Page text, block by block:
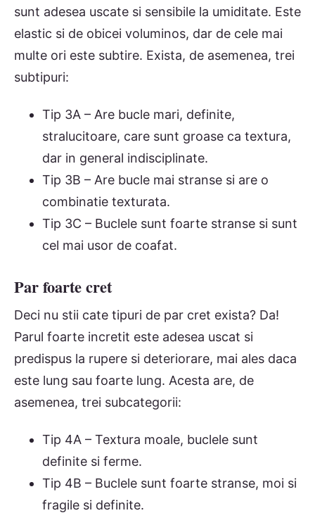
sunt adesea uscate si sensibile la umiditate. Este
elastic si de obicei voluminos, dar de cele mai
multe ori este subtire. Exista, de asemenea, trei
subtipuri:
Tip 3A – Are bucle mari, definite,
stralucitoare, care sunt groase ca textura,
dar in general indisciplinate.
Tip 3B – Are bucle mai stranse si are o
combinatie texturata.
Tip 3C – Buclele sunt foarte stranse si sunt
cel mai usor de coafat.
Par foarte cret
Deci nu stii cate tipuri de par cret exista? Da!
Parul foarte incretit este adesea uscat si
predispus la rupere si deteriorare, mai ales daca
este lung sau foarte lung. Acesta are, de
asemenea, trei subcategorii:
Tip 4A – Textura moale, buclele sunt
definite si ferme.
Tip 4B – Buclele sunt foarte stranse, moi si
fragile si definite.